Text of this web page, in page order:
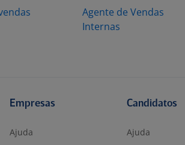
Agente de Vendas
Internas
Empresas
Ajuda
Candidatos
Ajuda